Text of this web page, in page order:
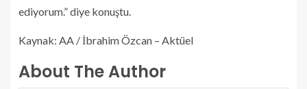
ediyorum.” diye konuştu.
Kaynak: AA / İbrahim Özcan – Aktüel
About The Author